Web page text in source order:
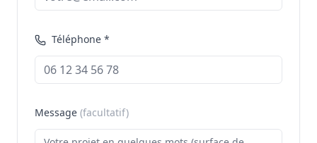
Téléphone *
Message (facultatif)